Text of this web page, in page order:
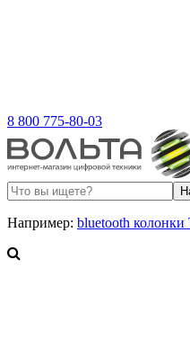
8 800 775-80-03
Например: bluetooth колонки